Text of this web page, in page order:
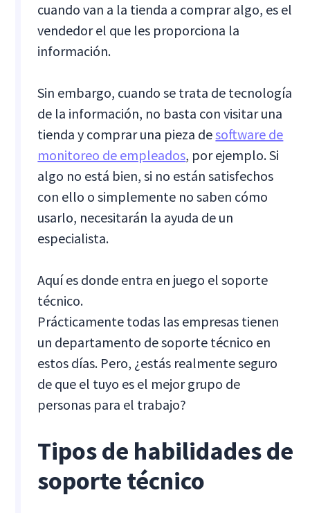
cuando van a la tienda a comprar algo, es el
vendedor el que les proporciona la
información.
Sin embargo, cuando se trata de tecnología
de la información, no basta con visitar una
tienda y comprar una pieza desoftware de
monitoreo de empleados, por ejemplo. Si
algo no está bien, si no están satisfechos
con ello o simplemente no saben cómo
usarlo, necesitarán la ayuda de un
especialista.
Aquí es donde entra en juego el soporte
técnico.
Prácticamente todas las empresas tienen
un departamento de soporte técnico en
estos días. Pero, ¿estás realmente seguro
de que el tuyo es el mejor grupo de
personas para el trabajo?
Tipos de habilidades de
soporte técnico